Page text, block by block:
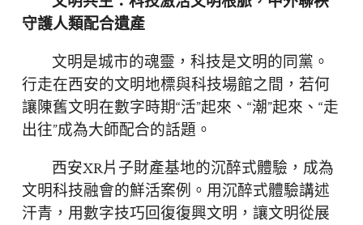
守護人類配合遺產
文明是城市的魂靈，科技是文明的同黨。
行走在西安的文明地標與科技場館之間，若何
讓陳舊文明在數字時期“活”起來、“潮”起來、“走
出往”成為大師配合的話題。
西安XR片子財產基地的沉醉式體驗，成為
文明科技融會的鮮活案例。用沉醉式體驗講述
汗青，用數字技巧回復復興文明，讓文明從展